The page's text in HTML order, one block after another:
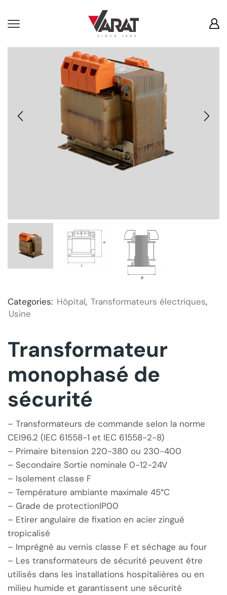
Categories: Hôpital, Transformateurs électriques,
Usine
Transformateur
monophasé de
sécurité
– Transformateurs de commande selon la norme
CEI96.2 (IEC 61558-1 et IEC 61558-2-8)
– Primaire bitension 220-380 ou 230-400
– Secondaire Sortie nominale 0-12-24V
– Isolement classe F
– Température ambiante maximale 45°C
– Grade de protectionIP00
– Etirer angulaire de fixation en acier zingué
tropicalisé
– Imprégné au vernis classe F et séchage au four
– Les transformateurs de sécurité peuvent être
utilisés dans les installations hospitalières ou en
milieu humide et garantissent une sécurité